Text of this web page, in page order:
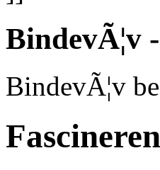
BindevÃ¦v
BindevÃ¦v